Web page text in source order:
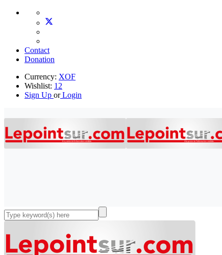
Contact
Donation
Currency: XOF
Wishlist: 12
Sign Up orLogin